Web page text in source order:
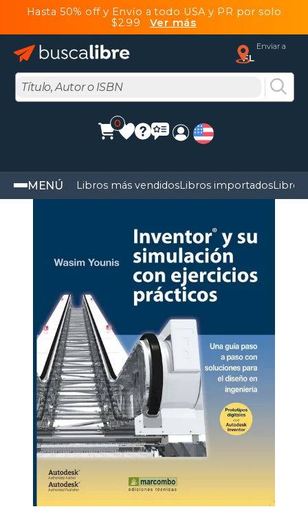
Hasta 50% off y Envío a todo USA y PR por solo
$2.99 Ver más
Enviar a
FL
0
MENÚ Libros más vendidosLibros importadosLibros